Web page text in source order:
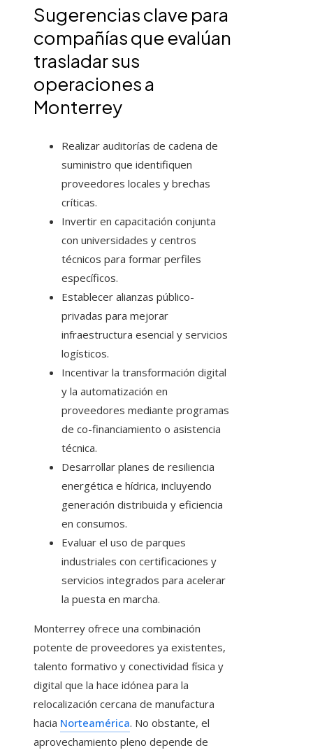
Sugerencias clave para
compañías que evalúan
trasladar sus
operaciones a
Monterrey
Realizar auditorías de cadena de
suministro que identifiquen
proveedores locales y brechas
críticas.
Invertir en capacitación conjunta
con universidades y centros
técnicos para formar perfiles
específicos.
Establecer alianzas público-
privadas para mejorar
infraestructura esencial y servicios
logísticos.
Incentivar la transformación digital
y la automatización en
proveedores mediante programas
de co-financiamiento o asistencia
técnica.
Desarrollar planes de resiliencia
energética e hídrica, incluyendo
generación distribuida y eficiencia
en consumos.
Evaluar el uso de parques
industriales con certificaciones y
servicios integrados para acelerar
la puesta en marcha.
Monterrey ofrece una combinación
potente de proveedores ya existentes,
talento formativo y conectividad física y
digital que la hace idónea para la
relocalización cercana de manufactura
hacia Norteamérica. No obstante, el
aprovechamiento pleno depende de